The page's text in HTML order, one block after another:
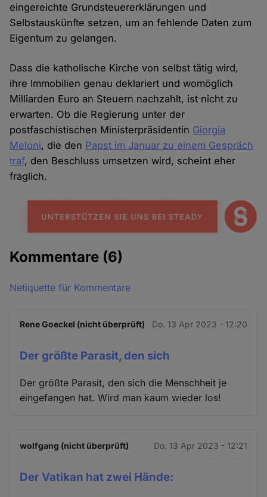
eingereichte Grundsteuererklärungen und
Selbstauskünfte setzen, um an fehlende Daten zum
Eigentum zu gelangen.
Dass die katholische Kirche von selbst tätig wird,
ihre Immobilien genau deklariert und womöglich
Milliarden Euro an Steuern nachzahlt, ist nicht zu
erwarten. Ob die Regierung unter der
postfaschistischen Ministerpräsidentin Giorgia
Meloni, die den Papst im Januar zu einem Gespräch
traf, den Beschluss umsetzen wird, scheint eher
fraglich.
Kommentare (6)
Netiquette für Kommentare
Rene Goeckel (nicht überprüft) Do. 13 Apr 2023 - 12:20
Der größte Parasit, den sich
Der größte Parasit, den sich die Menschheit je
eingefangen hat. Wird man kaum wieder los!
wolfgang (nicht überprüft) Do. 13 Apr 2023 - 12:21
Der Vatikan hat zwei Hände: